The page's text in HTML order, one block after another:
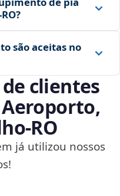
são aceitas no
clientes
já utilizou nossos